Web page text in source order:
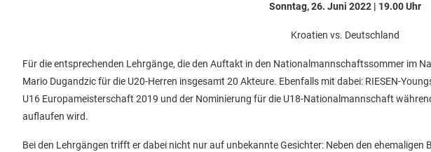
Sonntag, 26. Juni 2022 | 19.00 Uhr
Kroatien vs. Deutschland
Für die entsprechenden Lehrgänge, die den Auftakt in den Nationalmannschaftssommer im
Mario Dugandzic für die U20-Herren insgesamt 20 Akteure. Ebenfalls mit dabei: RIESEN-
U16 Europameisterschaft 2019 und der Nominierung für die U18-Nationalmannschaft
auflaufen wird.
Bei den Lehrgängen trifft er dabei nicht nur auf unbekannte Gesichter: Neben den ehemaligen